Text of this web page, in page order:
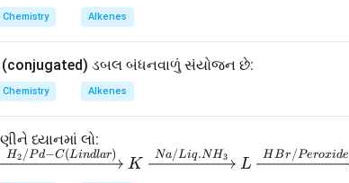
_2
Chemistry Alkenes
(conjugated) ડબલ બંધનવાળું સંયોજન છે:
Chemistry Alkenes
ધ્યાનમાં લો:
H2 /Pd−C(Lindlar)
K
Na/Liq.NH3 L
HBr /Peroxide